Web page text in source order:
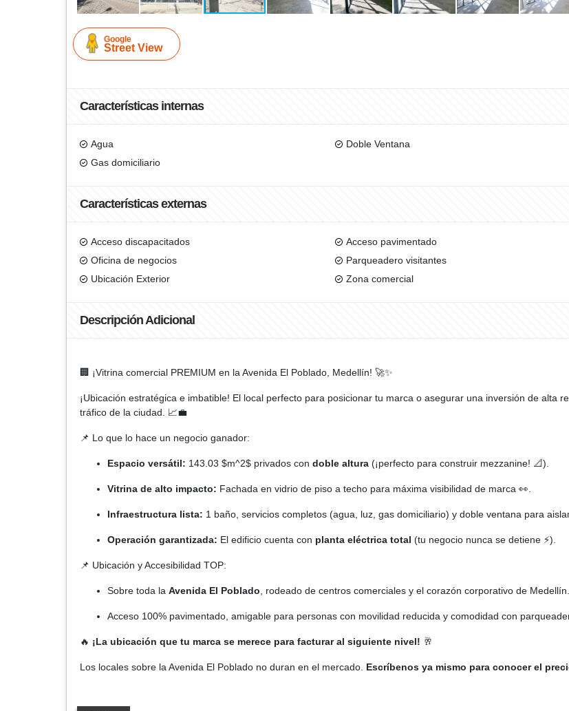
Google
Street View
Características internas
Agua Doble Ventana
Gas domiciliario
Características externas
Acceso discapacitados Acceso pavimentado
Oficina de negocios
Parqueadero visitantes
Ubicación Exterior
Zona comercial
Descripción Adicional
🏢 ¡Vitrina comercial PREMIUM en la Avenida El Poblado, Medellín! 🚀✨
¡Ubicación estratégica e imbatible! El local perfecto para posicionar tu marca o asegurar una inversión de alta
tráfico de la ciudad. 📈💼
📌 Lo que lo hace un negocio ganador:
Espacio versátil: 143.03 $m^2$ privados con doble altura (¡perfecto para construir mezzanine! 📐).
Vitrina de alto impacto: Fachada en vidrio de piso a techo para máxima visibilidad de marca 👀.
Infraestructura lista: 1 baño, servicios completos (agua, luz, gas domiciliario) y doble ventana para
Operación garantizada: El edificio cuenta con planta eléctrica total (tu negocio nunca se detiene ⚡).
📌 Ubicación y Accesibilidad TOP:
Sobre toda la Avenida El Poblado , rodeado de centros comerciales y el corazón corporativo de Medellín.
Acceso 100% pavimentado, amigable para personas con movilidad reducida y comodidad con
🔥 ¡La ubicación que tu marca se merece para facturar al siguiente nivel! 🥂
Los locales sobre la Avenida El Poblado no duran en el mercado. Escríbenos ya mismo para conocer el